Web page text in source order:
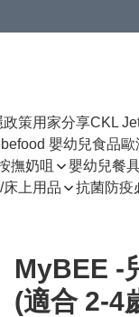
政策用家分享CKL
嬰幼兒食品
撫奶咀 嬰幼兒餐
上用品 抗菌防疫
MyBEE -
(適合 2-4